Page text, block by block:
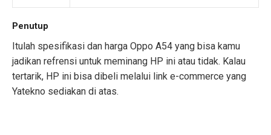
Penutup
Itulah spesifikasi dan harga Oppo A54 yang bisa kamu
jadikan refrensi untuk meminang HP ini atau tidak. Kalau
tertarik, HP ini bisa dibeli melalui link e-commerce yang
Yatekno sediakan di atas.